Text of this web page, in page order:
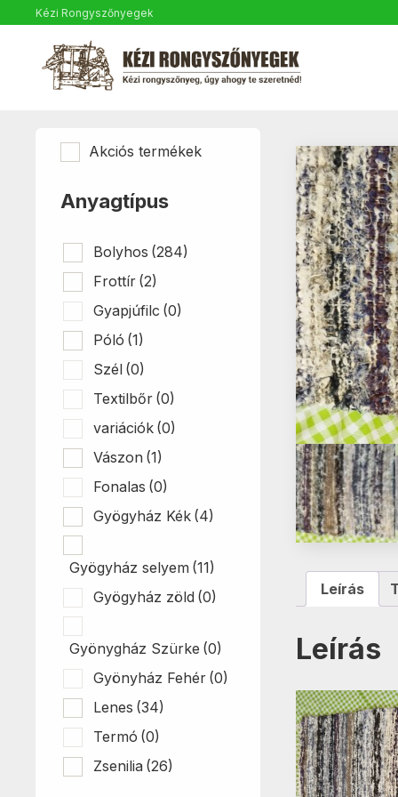
Kézi Rongyszőnyegek
Leírás
Leírás
Akciós termékek
Anyagtípus
Bolyhos (284)
Frottír (2)
Gyapjúfilc (0)
Póló (1)
Szél (0)
Textilbőr (0)
variációk (0)
Vászon (1)
Fonalas (0)
Gyögyház Kék (4)
Gyögyház selyem (11)
Gyögyház zöld (0)
Gyönygház Szürke (0)
Gyönyház Fehér (0)
Lenes (34)
Termó (0)
Zsenilia (26)